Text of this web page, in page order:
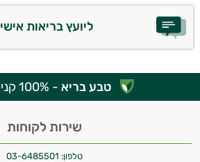
ליועץ בריאות אישי AI
טבע בריא - 100% קנייה בטוחה
שירות לקוחות
טלפון: 03-6485501